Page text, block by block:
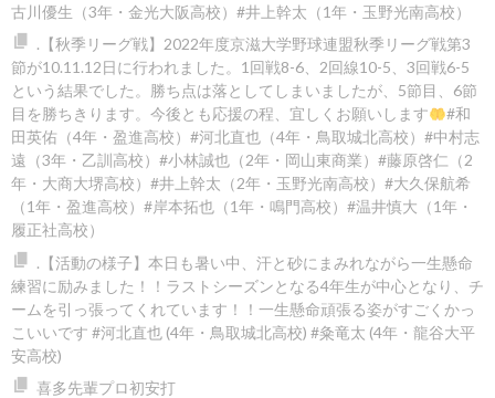
古川優生（3年・金光大阪高校）#井上幹太（1年・玉野光南高校）
.【秋季リーグ戦】2022年度京滋大学野球連盟秋季リーグ戦第3
節が10.11.12日に行われました。1回戦8-6 、2回線10-5 、3回戦6-5
という結果でした。勝ち点は落としてしまいましたが、5節目、6節
目を勝ちきります。今後とも応援の程、宜しくお願いします
#和
田英佑（4年・盈進高校）#河北直也（4年・鳥取城北高校）#中村志
遠（3年・乙訓高校）#小林誠也（2年・岡山東商業）#藤原啓仁（2
年・大商大堺高校）#井上幹太（2年・玉野光南高校）#大久保航希
（1年・盈進高校）#岸本拓也（1年・鳴門高校）#温井慎大（1年・
履正社高校）
.【活動の様子】本日も暑い中、汗と砂にまみれながら一生懸命
練習に励みました！！️ラストシーズンとなる4年生が中心となり、チ
ームを引っ張ってくれています！！一生懸命頑張る姿がすごくかっ
こいいです #河北直也 (4年・鳥取城北高校) #粂竜太 (4年・龍谷大平
安高校)
喜多先輩プロ初安打